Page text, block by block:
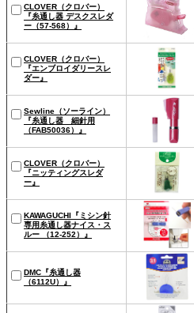
CLOVER（クロバー）
『糸通し器 デスクスレダ
ー（57-568）』
CLOVER（クロバー）
『エンブロイダリースレ
ダー』
Sewline（ソーライン）
『糸通し器 細針用
（FAB50036）』
CLOVER（クロバー）
『ニッティングスレダ
ー』
KAWAGUCHI『ミシン針
専用糸通し器ナイス・ス
ルー （12-252）』
DMC『糸通し器
（6112U）』